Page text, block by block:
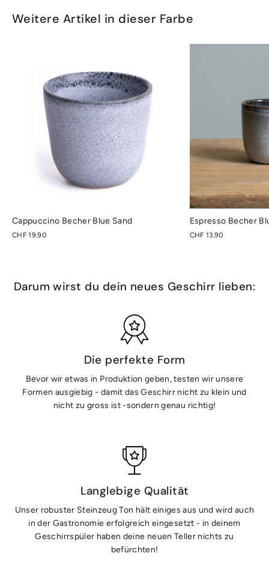
Weitere Artikel in dieser Farbe
Cappuccino Becher Blue Sand
CHF 19.90
Espresso Becher
CHF 13.90
Darum wirst du dein neues Geschirr lieben:
Die perfekte Form
Bevor wir etwas in Produktion geben, testen wir unsere
Formen ausgiebig - damit das Geschirr nicht zu klein und
nicht zu gross ist -sondern genau richtig!
Langlebige Qualität
Unser robuster Steinzeug Ton hält einiges aus und wird auch
in der Gastronomie erfolgreich eingesetzt - in deinem
Geschirrspüler haben deine neuen Teller nichts zu
befürchten!